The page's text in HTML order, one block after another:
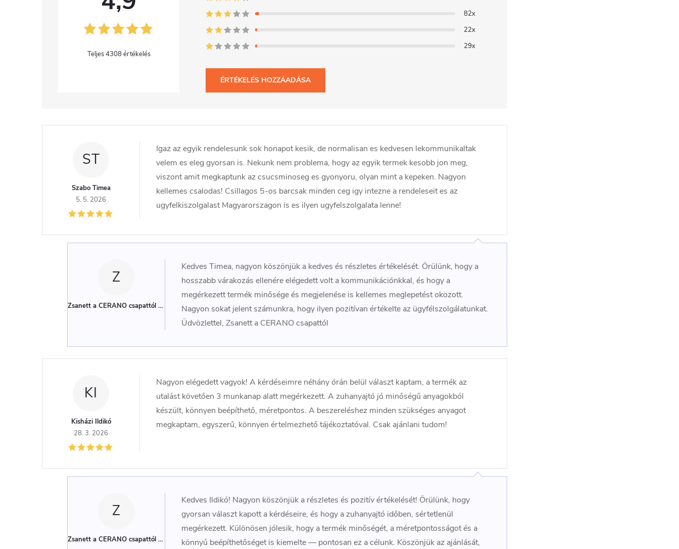
4308 értékelés
82x
22x
29x
ÉRTÉKELÉS HOZZÁADÁSA
n
s
ST
Szabo Timea
5. 5. 2026
Igaz az egyik rendelesunk sok honapot kesik, de normalisan es kedvesen lekommunikaltak
velem es eleg gyorsan is. Nekunk nem problema, hogy az egyik termek kesobb jon meg,
viszont amit megkaptunk az csucsminoseg es gyonyoru, olyan mint a kepeken. Nagyon
kellemes csalodas! Csillagos 5-os barcsak minden ceg igy intezne a rendeleseit es az
ugyfelkiszolgalast Magyarorszagon is es ilyen ugyfelszolgalata lenne!
Z
Zsanett a CERANO csapattól (Adminisztrátor)
Kedves Timea, nagyon köszönjük a kedves és részletes értékelését. Örülünk, hogy a
hosszabb várakozás ellenére elégedett volt a kommunikációnkkal, és hogy a
megérkezett termék minősége és megjelenése is kellemes meglepetést okozott.
Nagyon sokat jelent számunkra, hogy ilyen pozitívan értékelte az ügyfélszolgálatunkat.
Üdvözlettel, Zsanett a CERANO csapattól
KI
Kisházi Ildikó
28. 3. 2026
Nagyon elégedett vagyok! A kérdéseimre néhány órán belül választ kaptam, a termék az
utalást követően 3 munkanap alatt megérkezett. A zuhanyajtó jó minőségű anyagokból
készült, könnyen beépíthető, méretpontos. A beszereléshez minden szükséges anyagot
megkaptam, egyszerű, könnyen értelmezhető tájékoztatóval. Csak ajánlani tudom!
Z
Zsanett a CERANO csapattól (Adminisztrátor)
Kedves Ildikó! Nagyon köszönjük a részletes és pozitív értékelését! Örülünk, hogy
gyorsan választ kapott a kérdéseire, és hogy a zuhanyajtó időben, sértetlenül
megérkezett. Különösen jólesik, hogy a termék minőségét, a méretpontosságot és a
könnyű beépíthetőséget is kiemelte — pontosan ez a célunk. Köszönjük az ajánlását,